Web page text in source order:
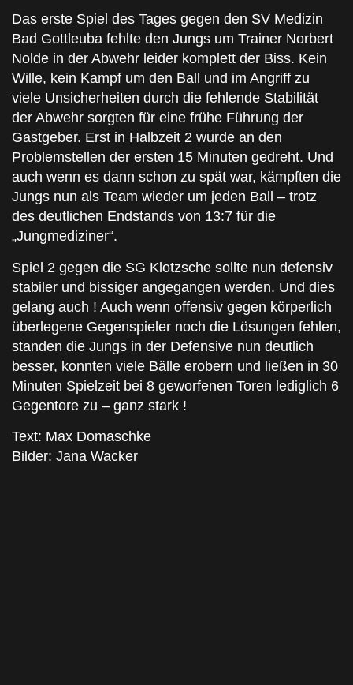
Das erste Spiel des Tages gegen den SV Medizin
Bad Gottleuba fehlte den Jungs um Trainer Norbert
Nolde in der Abwehr leider komplett der Biss. Kein
Wille, kein Kampf um den Ball und im Angriff zu
viele Unsicherheiten durch die fehlende Stabilität
der Abwehr sorgten für eine frühe Führung der
Gastgeber. Erst in Halbzeit 2 wurde an den
Problemstellen der ersten 15 Minuten gedreht. Und
auch wenn es dann schon zu spät war, kämpften die
Jungs nun als Team wieder um jeden Ball – trotz
des deutlichen Endstands von 13:7 für die
„Jungmediziner“.
Spiel 2 gegen die SG Klotzsche sollte nun defensiv
stabiler und bissiger angegangen werden. Und dies
gelang auch ! Auch wenn offensiv gegen körperlich
überlegene Gegenspieler noch die Lösungen fehlen,
standen die Jungs in der Defensive nun deutlich
besser, konnten viele Bälle erobern und ließen in 30
Minuten Spielzeit bei 8 geworfenen Toren lediglich 6
Gegentore zu – ganz stark !
Text: Max Domaschke
Bilder: Jana Wacker